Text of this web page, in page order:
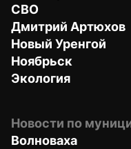
СВО
Дмитрий Артюхов
Новый Уренгой
Ноябрьск
Экология
Новости по
Волноваха